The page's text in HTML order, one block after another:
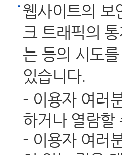
웹사이트의 보
크 트래픽의
는 등의 시도
있습니다.
- 이용자 여러
하거나 열람할
- 이용자 여러